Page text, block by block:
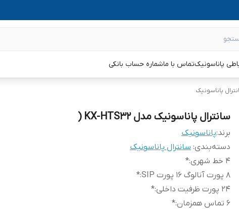
پاناسونیکتماس با ماشماره حساب بانکی
پاناسونیک
سانترال پاناسونیک مدل KX-HTS32 (
برند:پاناسونیک
دسته‌بندی: سانترال پاناسونیک
4 خط شهری
:
*
8 پورت آنالوگ 16 پورت SIP
:
*
24 پورت ظرفیت داخلی
:
*
6 تماس همزمان
:
*